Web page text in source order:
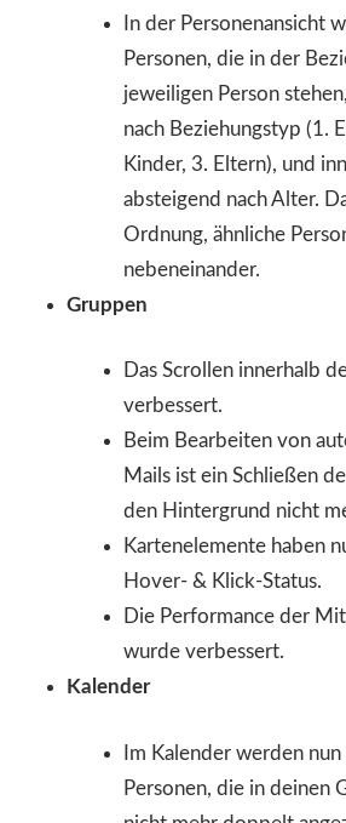
In der Personenansicht
Personen, die in der
jeweiligen Person
nach Beziehungstyp (1.
Kinder, 3. Eltern), und
absteigend nach Alter.
Ordnung, ähnliche
nebeneinander.
Gruppen
Das Scrollen innerhalb
verbessert.
Beim Bearbeiten von
Mails ist ein Schließen
den Hintergrund nicht
Kartenelemente haben
Hover- & Klick-Status.
Die Performance der
wurde verbessert.
Kalender
Im Kalender werden
Personen, die in deinen